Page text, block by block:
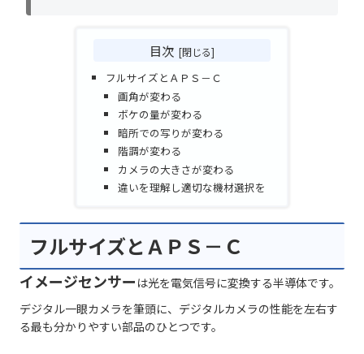
目次
フルサイズとＡＰＳ－Ｃ
画角が変わる
ボケの量が変わる
暗所での写りが変わる
階調が変わる
カメラの大きさが変わる
違いを理解し適切な機材選択を
フルサイズとＡＰＳ－Ｃ
イメージセンサー は光を電気信号に変換する半導体です。
デジタル一眼カメラを筆頭に、デジタルカメラの性能を左右す
る最も分かりやすい部品のひとつです。